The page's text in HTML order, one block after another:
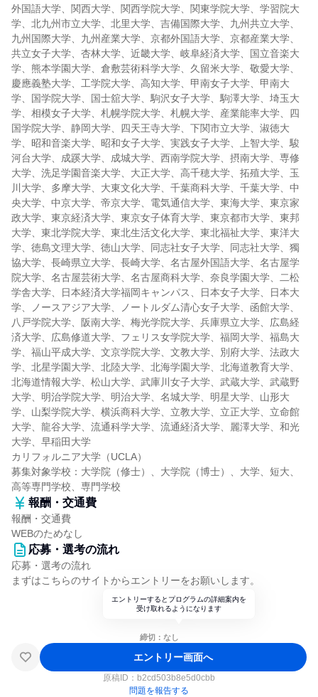
外国語大学、関西大学、関西学院大学、関東学院大学、学習院大
学、北九州市立大学、北里大学、吉備国際大学、九州共立大学、
九州国際大学、九州産業大学、京都外国語大学、京都産業大学、
共立女子大学、杏林大学、近畿大学、岐阜経済大学、国立音楽大
学、熊本学園大学、倉敷芸術科学大学、久留米大学、敬愛大学、
慶應義塾大学、工学院大学、高知大学、甲南女子大学、甲南大
学、国学院大学、国士舘大学、駒沢女子大学、駒澤大学、埼玉大
学、相模女子大学、札幌学院大学、札幌大学、産業能率大学、四
国学院大学、静岡大学、四天王寺大学、下関市立大学、淑徳大
学、昭和音楽大学、昭和女子大学、実践女子大学、上智大学、駿
河台大学、成蹊大学、成城大学、西南学院大学、摂南大学、専修
大学、洗足学園音楽大学、大正大学、高千穂大学、拓殖大学、玉
川大学、多摩大学、大東文化大学、千葉商科大学、千葉大学、中
央大学、中京大学、帝京大学、電気通信大学、東海大学、東京家
政大学、東京経済大学、東京女子体育大学、東京都市大学、東邦
大学、東北学院大学、東北生活文化大学、東北福祉大学、東洋大
学、徳島文理大学、徳山大学、同志社女子大学、同志社大学、獨
協大学、長崎県立大学、長崎大学、名古屋外国語大学、名古屋学
院大学、名古屋芸術大学、名古屋商科大学、奈良学園大学、二松
学舎大学、日本経済大学福岡キャンパス、日本女子大学、日本大
学、ノースアジア大学、ノートルダム清心女子大学、函館大学、
八戸学院大学、阪南大学、梅光学院大学、兵庫県立大学、広島経
済大学、広島修道大学、フェリス女学院大学、福岡大学、福島大
学、福山平成大学、文京学院大学、文教大学、別府大学、法政大
学、北星学園大学、北陸大学、北海学園大学、北海道教育大学、
北海道情報大学、松山大学、武庫川女子大学、武蔵大学、武蔵野
大学、明治学院大学、明治大学、名城大学、明星大学、山形大
学、山梨学院大学、横浜商科大学、立教大学、立正大学、立命館
大学、龍谷大学、流通科学大学、流通経済大学、麗澤大学、和光
大学、早稲田大学
カリフォルニア大学（UCLA）
募集対象学校：大学院（修士）、大学院（博士）、大学、短大、
高等専門学校、専門学校
報酬・交通費
報酬・交通費
WEBのためなし
応募・選考の流れ
応募・選考の流れ
まずはこちらのサイトからエントリーをお願いします。
エントリーするとプログラムの詳細案内を
受け取れるようになります
締切：なし
エントリー画面へ
原稿ID： b2cd503b8e5d0cbb
問題を報告する